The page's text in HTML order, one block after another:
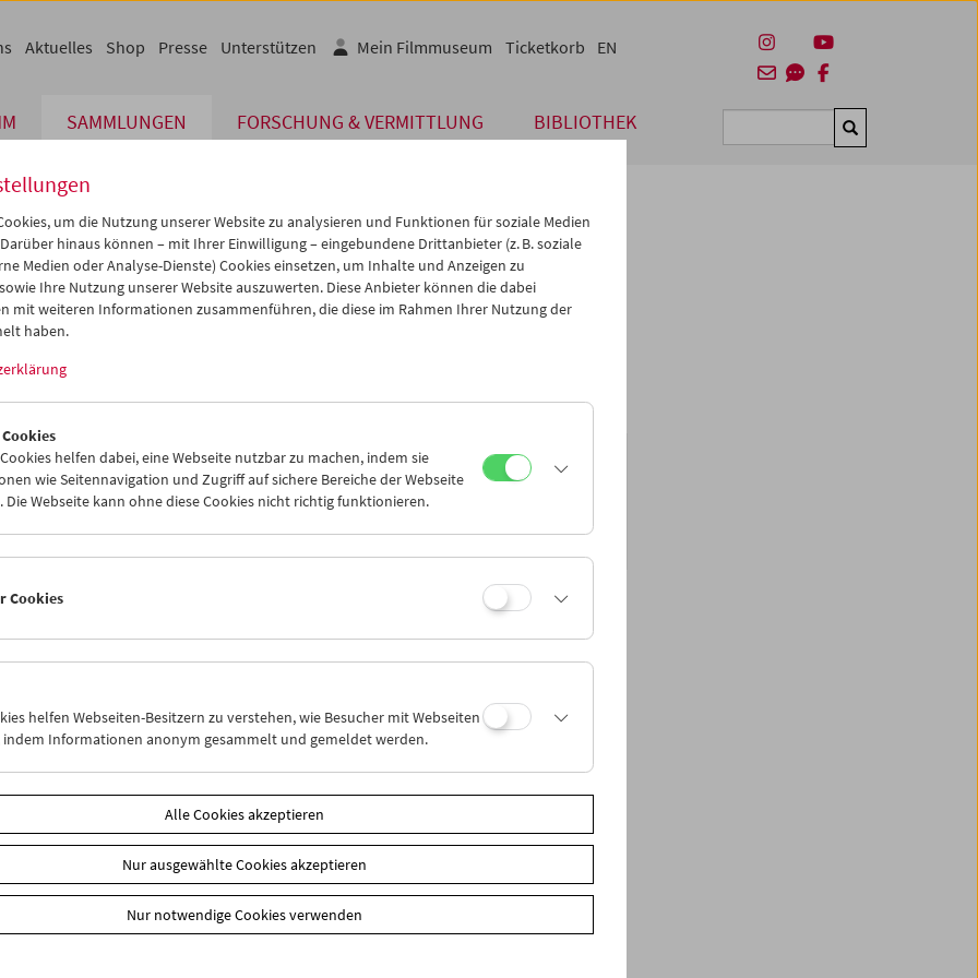
SAMMLUNGEN FORSCHUNG & VERMITTLUNG BIBLIOTHEK Suchen
Aktuelles Shop Presse Unterstützen Mein Filmmuseum Ticketkorb EN
digital
Tiere 3/ Hase
8, Farbe,
Schimek
Österreichisches Filmmuseum
Inhalt von 'vimeo' kann aufgrund Ihrer Datenschutzeinstellungen nicht angezeigt
werden.
Cookie-Einstellungen
ist angelehnt an eine rituelle Praxis, die durch das Verspeisen eines Tieres
zur Übersicht Kulturerbe digital
um die Nutzung unserer Website zu analysieren und Funktionen für soziale Medien
hinaus können – mit Ihrer Einwilligung – eingebundene Drittanbieter (z. B. soziale
Medien oder Analyse-Dienste) Cookies einsetzen, um Inhalte und Anzeigen zu
Ihre Nutzung unserer Website auszuwerten. Diese Anbieter können die dabei
mit weiteren Informationen zusammenführen, die diese im Rahmen Ihrer Nutzung der
haben.
helfen dabei, eine Webseite nutzbar zu machen, indem sie
wie Seitennavigation und Zugriff auf sichere Bereiche der Webseite
Die Webseite kann ohne diese Cookies nicht richtig funktionieren.
Cookies
helfen Webseiten-Besitzern zu verstehen, wie Besucher mit Webseiten
indem Informationen anonym gesammelt und gemeldet werden.
Alle Cookies akzeptieren
Nur ausgewählte Cookies akzeptieren
Nur notwendige Cookies verwenden